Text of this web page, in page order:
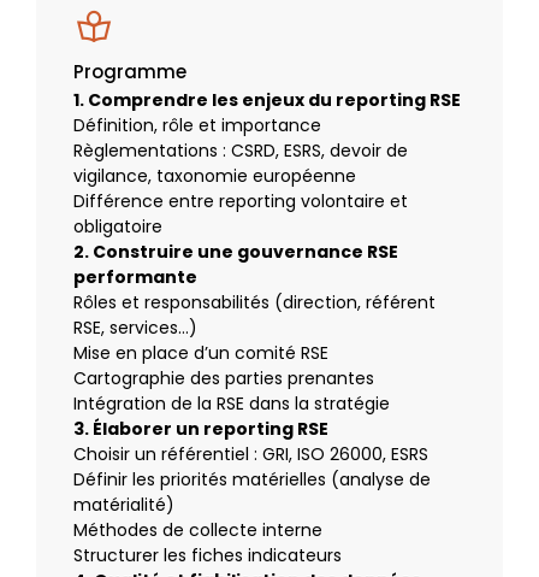
Programme
1. Comprendre les enjeux du reporting RSE
Définition, rôle et importance
Règlementations : CSRD, ESRS, devoir de
vigilance, taxonomie européenne
Différence entre reporting volontaire et
obligatoire
2. Construire une gouvernance RSE
performante
Rôles et responsabilités (direction, référent
RSE, services…)
Mise en place d’un comité RSE
Cartographie des parties prenantes
Intégration de la RSE dans la stratégie
3. Élaborer un reporting RSE
Choisir un référentiel : GRI, ISO 26000, ESRS
Définir les priorités matérielles (analyse de
matérialité)
Méthodes de collecte interne
Structurer les fiches indicateurs